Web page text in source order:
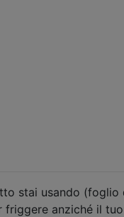
stai usando
friggere anziché il